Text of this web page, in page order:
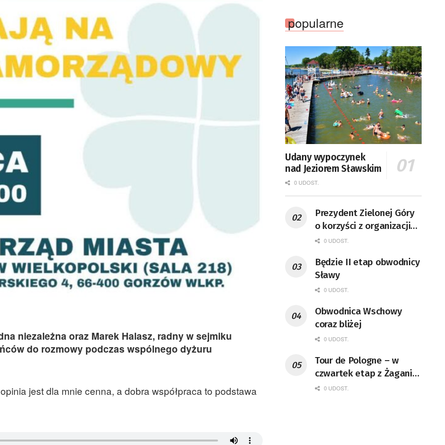
niezależna oraz Marek Halasz, radny w sejmiku
do rozmowy podczas wspólnego dyżuru
jest dla mnie cenna, a dobra współpraca to podstawa
popularne
Udany wypoczynek
nad Jeziorem Sławskim
0 UDOST.
Prezydent Zielonej Góry
o korzyści z organizacji
mety Tour de Pologne
0 UDOST.
Będzie II etap obwodnicy
Sławy
0 UDOST.
Obwodnica Wschowy
coraz bliżej
0 UDOST.
Tour de Pologne – w
czwartek etap z Żagania
do Karpacza
0 UDOST.